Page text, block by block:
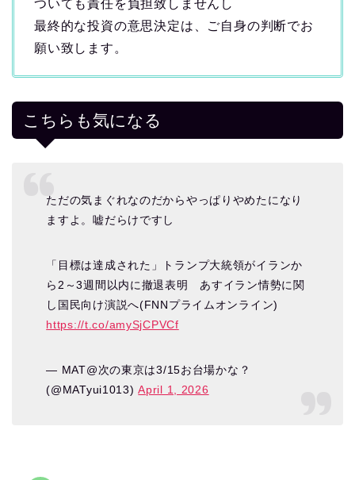
ついても責任を負担致しませんし
最終的な投資の意思決定は、ご自身の判断でお
願い致します。
こちらも気になる
ただの気まぐれなのだからやっぱりやめたになり
ますよ。嘘だらけですし
「目標は達成された」トランプ大統領がイランか
ら2～3週間以内に撤退表明 あすイラン情勢に関
し国民向け演説へ(FNNプライムオンライン)
https://t.co/amySjCPVCf
— MAT@次の東京は3/15お台場かな？
(@MATyui1013)April 1, 2026